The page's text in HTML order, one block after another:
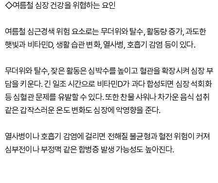
◇여름철 심장 건강을 위협하는 요인
여름철 심근경색 위험 요소로는 무더위와 탈수, 활동량 증가, 과도한
햇빛과 비타민D, 생활 습관 변화, 열사병, 호흡기 감염 등이 있다.
무더위와 탈수, 잦은 활동은 심박수를 높이고 혈관을 확장시켜 심장 부
담을 키운다. 긴 일조 시간으로 비타민D가 과다 합성되면 심장 석회화
등 심혈관 문제를 유발할 수 있다. 또한 찬물 샤워나 차가운 음식 섭취
같은 갑작스러운 온도 변화도 심장에 악영향을 준다.
열사병이나 호흡기 감염에 걸리면 전해질 불균형과 혈전 위험이 커져
심부전이나 부정맥 같은 합병증 발생 가능성도 높아진다.